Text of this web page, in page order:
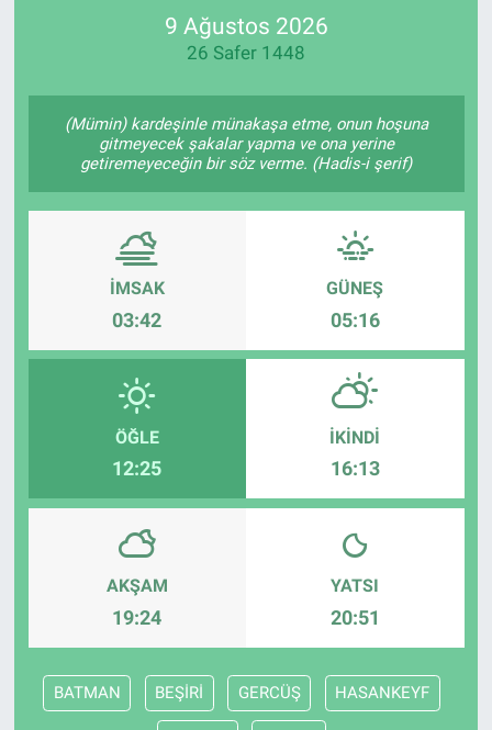
9 Ağustos 2026
26 Safer 1448
(Mümin) kardeşinle münakaşa etme, onun hoşuna
gitmeyecek şakalar yapma ve ona yerine
getiremeyeceğin bir söz verme. (Hadis-i şerif)
İMSAK
03:42
GÜNEŞ
05:16
ÖĞLE
12:25
İKINDI
16:13
AKŞAM
19:24
YATSI
20:51
BATMAN BEŞİRİ GERCÜŞ HASANKEYF
RESMİ İLANLAR